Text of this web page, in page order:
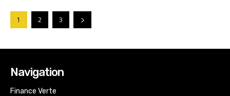
1 2 3
Navigation
Finance Verte